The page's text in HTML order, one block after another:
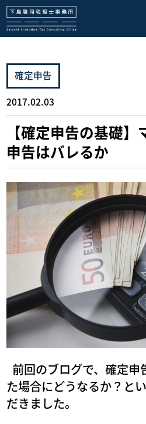
確定申告
2017.02.03
【確定申告の基礎
申告はバレるか
前回のブログで、確定申
た場合にどうなるか？と
だきました。